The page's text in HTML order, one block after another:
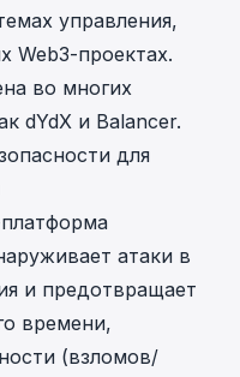
управления,
Web3-проектах.
во многих
dYdX и Balancer.
для
атаки в
и предотвращает
времени,
(взломов/